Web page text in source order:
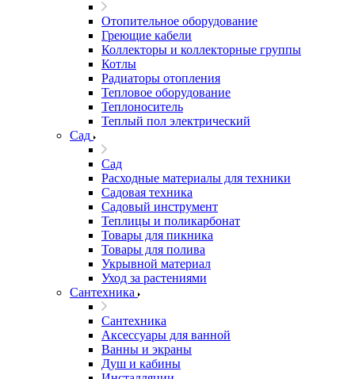
Отопительное оборудование
Греющие кабели
Коллекторы и коллекторные группы
Котлы
Радиаторы отопления
Тепловое оборудование
Теплоноситель
Теплый пол электрический
Сад
Сад
Расходные материалы для техники
Садовая техника
Садовый инструмент
Теплицы и поликарбонат
Товары для пикника
Товары для полива
Укрывной материал
Уход за растениями
Сантехника
Сантехника
Аксессуары для ванной
Ванны и экраны
Душ и кабины